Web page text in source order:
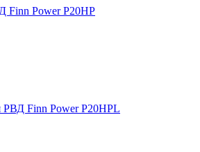
Finn Power P20HP
Finn Power P20HPL